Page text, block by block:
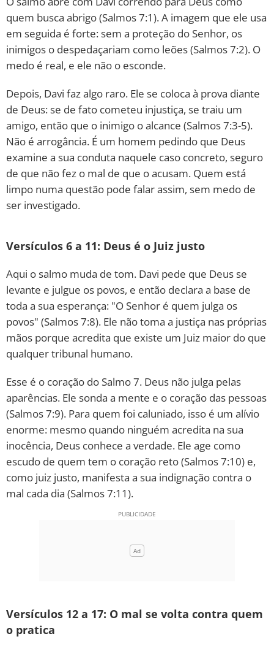
quem busca abrigo (Salmos 7:1). A imagem que ele usa
em seguida é forte: sem a proteção do Senhor, os
inimigos o despedaçariam como leões (Salmos 7:2). O
medo é real, e ele não o esconde.
Depois, Davi faz algo raro. Ele se coloca à prova diante
de Deus: se de fato cometeu injustiça, se traiu um
amigo, então que o inimigo o alcance (Salmos 7:3-5).
Não é arrogância. É um homem pedindo que Deus
examine a sua conduta naquele caso concreto, seguro
de que não fez o mal de que o acusam. Quem está
limpo numa questão pode falar assim, sem medo de
ser investigado.
Versículos 6 a 11: Deus é o Juiz justo
Aqui o salmo muda de tom. Davi pede que Deus se
levante e julgue os povos, e então declara a base de
toda a sua esperança: "O Senhor é quem julga os
povos" (Salmos 7:8). Ele não toma a justiça nas próprias
mãos porque acredita que existe um Juiz maior do que
qualquer tribunal humano.
Esse é o coração do Salmo 7. Deus não julga pelas
aparências. Ele sonda a mente e o coração das pessoas
(Salmos 7:9). Para quem foi caluniado, isso é um alívio
enorme: mesmo quando ninguém acredita na sua
inocência, Deus conhece a verdade. Ele age como
escudo de quem tem o coração reto (Salmos 7:10) e,
como juiz justo, manifesta a sua indignação contra o
mal cada dia (Salmos 7:11).
Versículos 12 a 17: O mal se volta contra quem
o pratica